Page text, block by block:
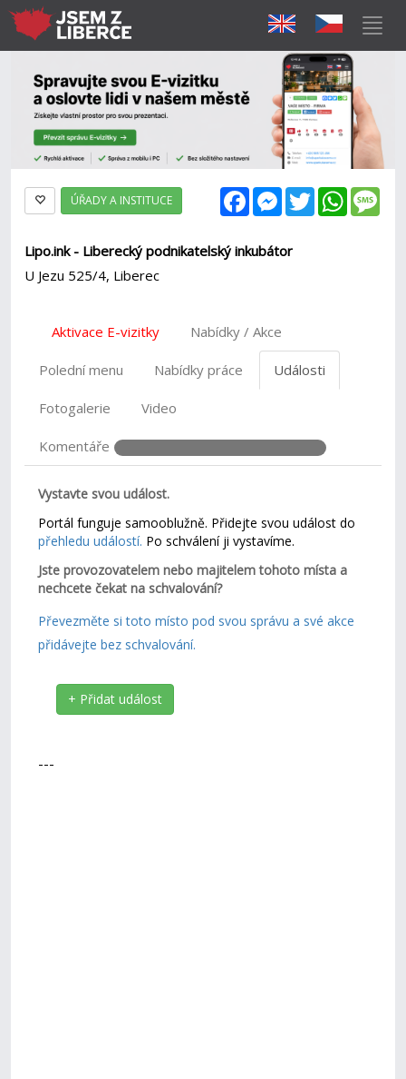
FacebookMessenger
Twitter
ÚŘADY A INSTITUCE
Lipo.ink - Liberecký podnikatelský inkubátor
U Jezu 525/4, Liberec
Aktivace E-vizitky Nabídky / Akce
Polední menu Nabídky práce Události
Fotogalerie Video
Komentáře
Vystavte svou událost.
Portál funguje samooblužně. Přidejte svou událost do
přehledu událostí. Po schválení ji vystavíme.
Jste provozovatelem nebo majitelem tohoto místa a
nechcete čekat na schvalování?
Převezměte si toto místo pod svou správu a své akce
přidávejte bez schvalování.
+ Přidat událost
---